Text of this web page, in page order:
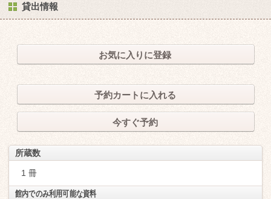
貸出情報
お気に入りに登録
予約カートに入れる
今すぐ予約
所蔵数
1 冊
館内でのみ利用可能な資料